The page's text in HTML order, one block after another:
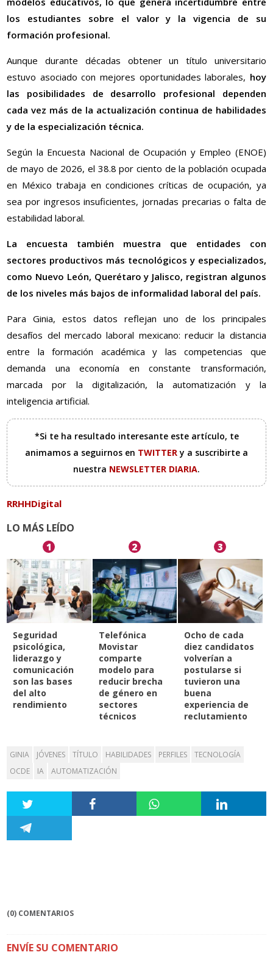
los estudiantes sobre el valor y la vigencia de su
formación profesional.
Aunque durante décadas obtener un título universitario
estuvo asociado con mejores oportunidades laborales, hoy
las posibilidades de desarrollo profesional dependen
cada vez más de la actualización continua de habilidades
y de la especialización técnica.
Según la Encuesta Nacional de Ocupación y Empleo (ENOE)
de mayo de 2026, el 38.8 por ciento de la población ocupada
en México trabaja en condiciones críticas de ocupación, ya
sea por ingresos insuficientes, jornadas precarias o falta de
estabilidad laboral.
La encuesta también muestra que entidades con
sectores productivos más tecnológicos y especializados,
como Nuevo León, Querétaro y Jalisco, registran algunos
de los niveles más bajos de informalidad laboral del país.
Para Ginia, estos datos reflejan uno de los principales
desafíos del mercado laboral mexicano: reducir la distancia
entre la formación académica y las competencias que
demanda una economía en constante transformación,
marcada por la digitalización, la automatización y la
inteligencia artificial.
*Si te ha resultado interesante este artículo, te
animamos a seguirnos en TWITTERy a suscribirte a
nuestra NEWSLETTER DIARIA.
RRHHDigital
LO MÁS LEÍDO
1
Seguridad
psicológica,
liderazgo y
comunicación
son las bases
del alto
rendimiento
2
Telefónica
Movistar
comparte
modelo para
reducir brecha
de género en
sectores
técnicos
3
Ocho de cada
diez candidatos
volverían a
postularse si
tuvieron una
buena
experiencia de
reclutamiento
GINIA JÓVENES TÍTULO HABILIDADES PERFILES
TECNOLOGÍA
OCDE
IA AUTOMATIZACIÓN
(0) COMENTARIOS
ENVÍE SU COMENTARIO